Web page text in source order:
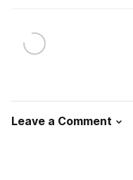
Leave a Comment